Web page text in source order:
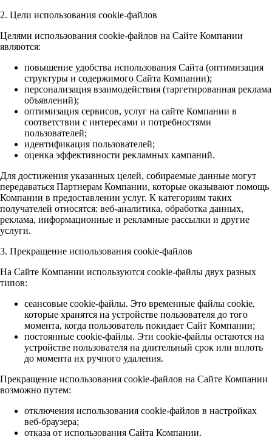
2. Цели использования cookie-файлов
Целями использования cookie-файлов на Сайте Компании
являются:
повышение удобства использования Сайта (оптимизация
структуры и содержимого Сайта Компании);
персонализация взаимодействия (таргетированная реклама
объявлений);
оптимизация сервисов, услуг на сайте Компании в
соответствии с интересами и потребностями
пользователей;
идентификация пользователей;
оценка эффективности рекламных кампаний.
Для достижения указанных целей, собираемые данные могут
передаваться Партнерам Компании, которые оказывают помощь
Компании в предоставлении услуг. К категориям таких
получателей относятся: веб-аналитика, обработка данных,
реклама, информационные и рекламные рассылки и другие
услуги.
3. Прекращение использования cookie-файлов
На Сайте Компании используются cookie-файлы двух разных
типов:
сеансовые cookie-файлы. Это временные файлы cookie,
которые хранятся на устройстве пользователя до того
момента, когда пользователь покидает Сайт Компании;
постоянные cookie-файлы. Эти cookie-файлы остаются на
устройстве пользователя на длительный срок или вплоть
до момента их ручного удаления.
Прекращение использования cookie-файлов на Сайте Компании
возможно путем:
отключения использования cookie-файлов в настройках
веб-браузера;
отказа от использования Сайта Компании.